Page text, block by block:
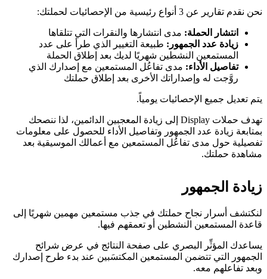
نحن نقدم تقارير عن 3 أنواع رئيسية من الإحصائيات لحملتك:
انتشار الحملة: مدى انتشارها والنقرات التي تتلقاها
زيادة عدد الجمهور: طبيعة التغيير الذي طرأ على عدد
المستمعين النشطين شهريًا لديك بعد إطلاق الحملة
تفاصيل الأداء: مدى تفاعُل المستمعين مع إصدارك الذي
روَّجت له وإصداراتك الأخرى بعد إطلاق حملتك
يتم تعديل جميع الإحصائيات يومياً.
تهدف حملات Display إلى زيادة المعجبين الدائمين، لذا ننصحك
بمتابعة زيادة عدد الجمهور وتفاصيل الأداء للحصول على معلومات
تفصيلية حول مدى تفاعُل المستمعين مع أعمالك الموسيقية بعد
مشاهدة حملتك.
زيادة الجمهور
لنكتشف أسرار نجاح حملتك في جذب مستمعين مهمين شهريًا إلى
قاعدة المستمعين النشطين أو تعمقهم فيها.
يساعدك المؤثِّر البصري على صفحة النتائج في عرض شرائح
الجمهور التي تتضمن المستمعين المكتسَبين عند بدء طرح إصدارك
وبعد تفاعلهم معه.